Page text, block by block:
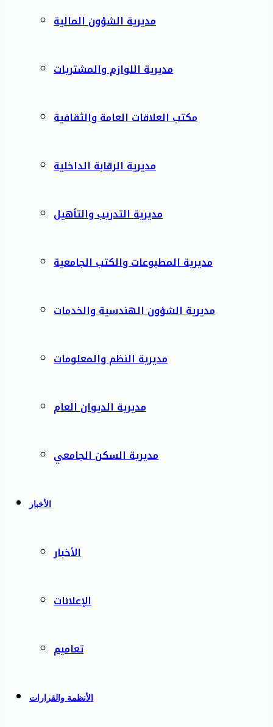
مديرية الشؤون المالية
مديرية اللوازم والمشتريات
مكتب العلاقات العامة والثقافية
مديرية الرقابة الداخلية
مديرية التدريب والتأهيل
مديرية المطبوعات والكتب الجامعية
مديرية الشؤون الهندسية والخدمات
مديرية النظم والمعلومات
مديرية الديوان العام
مديرية السكن الجامعي
الأخبار
الأخبار
الإعلانات
تعاميم
الأنظمة والقرارات